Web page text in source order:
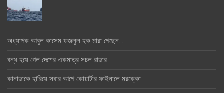
অধ্যাপক আবুল কাসেম ফজলুল হক মারা গেছেন….
বন্ধ হয়ে গেল দেশের একমাত্র সচল রাডার
কানাডাকে হারিয়ে সবার আগে কোয়ার্টার ফাইনালে মরক্কো